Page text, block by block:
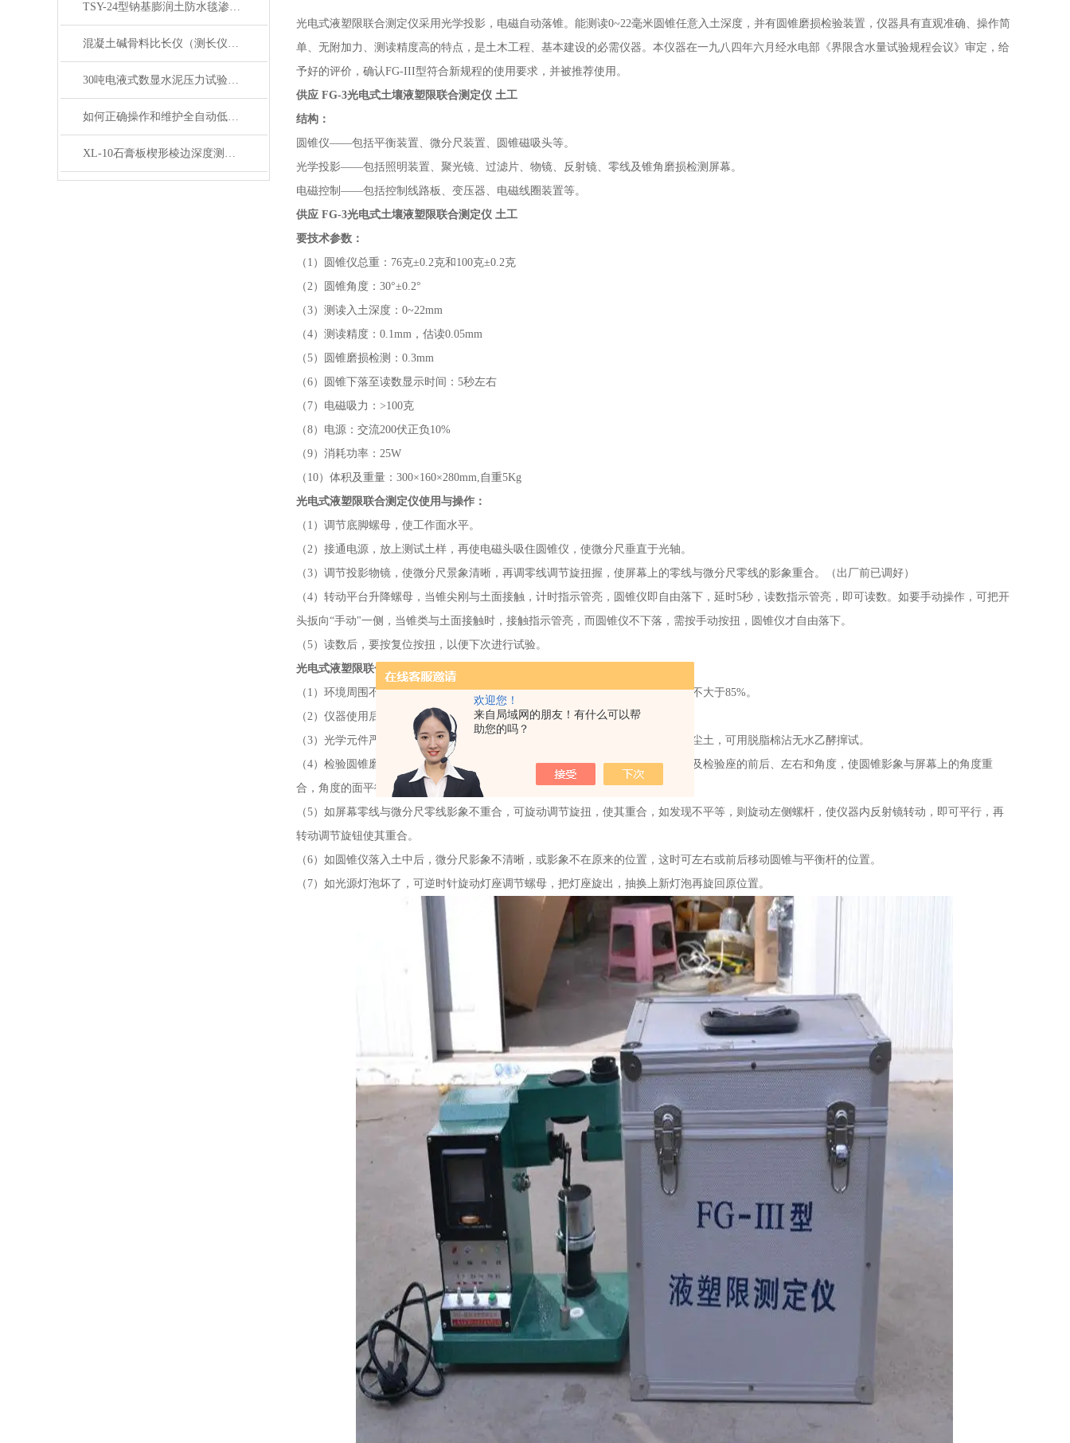
欢迎您！
来自局域网的朋友！有什么可以帮
助您的吗？
TSY-24型钠基膨润土防水毯渗透系数测定仪产品简介
混凝土碱骨料比长仪（测长仪）产品展示
30吨电液式数显水泥压力试验机产品展示
如何正确操作和维护全自动低温冻融试验箱？
XL-10石膏板楔形棱边深度测定仪产品展示
光电式液塑限联合测定仪采用光学投影，电磁自动落锥。能测读0~22毫米圆锥任意入土深度，并有圆锥磨损检验装置，仪器具有直观准确、操作简
单、无附加力、测读精度高的特点，是土木工程、基本建设的必需仪器。本仪器在一九八四年六月经水电部《界限含水量试验规程会议》审定，给
予好的评价，确认FG-III型符合新规程的使用要求，并被推荐使用。
供应 FG-3光电式土壤液塑限联合测定仪 土工
结构：
圆锥仪——包括平衡装置、微分尺装置、圆锥磁吸头等。
光学投影——包括照明装置、聚光镜、过滤片、物镜、反射镜、零线及锥角磨损检测屏幕。
电磁控制 ——包括控制线路板、变压器、电磁线圈装置等。
供应 FG-3光电式土壤液塑限联合测定仪 土工
要技术参数：
（ 1）圆锥仪总重：76克±0.2克和100克±0.2克
（2）圆锥角度：30°±0.2°
（3）测读入土深度：0~22mm
（4）测读精度：0.1mm，估读0.05mm
（5）圆锥磨损检测：0.3mm
（6）圆锥下落至读数显示时间：5秒左右
（ 7）电磁吸力：>100克
（8）电源：交流200伏正负10%
（9）消耗功率：25W
（ 10）体积及重量：300×160×280mm,自重5Kg
光电式液塑限联合测定仪使用与操作：
（ 1）调节底脚螺母，使工作面水平。
（2）接通电源，放上测试土样，再使电磁头吸住圆锥仪，使微分尺垂直于光轴。
（3）调节投影物镜，使微分尺景象清晰，再调零线调节旋扭握，使屏幕上的零线与微分尺零线的影象重合。（出厂前已调好）
（4）转动平台升降螺母，当锥尖刚与土面接触，计时指示管亮，圆锥仪即自由落下，延时5秒，读数指示管亮，即可读数。如要手动操作，可把开
头扳向“手动"一侧，当锥类与土面接触时，接触指示管亮，而圆锥仪不下落，需按手动按扭，圆锥仪才自由落下。
（5）读数后，要按复位按扭，以便下次进行试验。
光电式液塑限联合测定仪工作条件与注意事项：
（ 1）环境周围不应有风吹、震动及强磁场，以免影响圆锥仪自由落下。相对湿度不大于85%。
（2）仪器使用后应放入箱内或盖好，置于阴凉、干燥、无腐蚀的地方。
（3）光学元件严禁用手和不干净、不柔软的物品撺抹，镜面和微分尺如有污秽、尘土，可用脱脂棉沾无水乙酵撺试。
（4）检验圆锥磨损时，把圆锥仪倒插在检验座上，整个座放上平台，适当高度，及检验座的前后、左右和角度，使圆锥影象与屏幕上的角度重
合，角度的面平衡线距离相应于圆锥的0.3mm。
（5）如屏幕零线与微分尺零线影象不重合，可旋动调节旋扭，使其重合，如发现不平等，则旋动左侧螺杆，使仪器内反射镜转动，即可平行，再
转动调节旋钮使其重合。
（6）如圆锥仪落入土中后，微分尺影象不清晰，或影象不在原来的位置，这时可左右或前后移动圆锥与平衡杆的位置。
（ 7）如光源灯泡坏了，可逆时针旋动灯座调节螺母，把灯座旋出，抽换上新灯泡再旋回原位置。